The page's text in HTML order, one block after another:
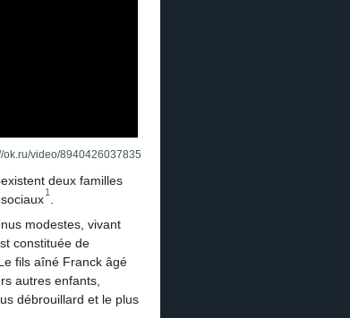
ok.ru/video/8940426037835
deux familles
1
modestes, vivant
constituée de
fils aîné Franck âgé
autres enfants,
débrouillard et le plus